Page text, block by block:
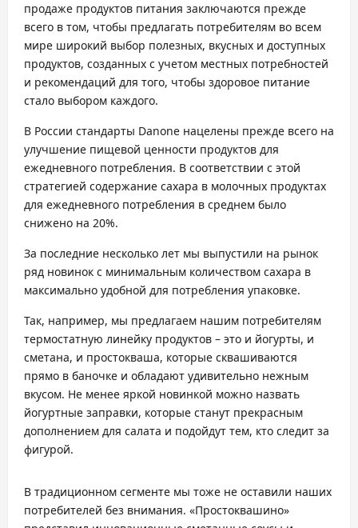
продаже продуктов питания заключаются прежде
всего в том, чтобы предлагать потребителям во всем
мире широкий выбор полезных, вкусных и доступных
продуктов, созданных с учетом местных потребностей
и рекомендаций для того, чтобы здоровое питание
стало выбором каждого.
В России стандарты Danone нацелены прежде всего на
улучшение пищевой ценности продуктов для
ежедневного потребления. В соответствии с этой
стратегией содержание сахара в молочных продуктах
для ежедневного потребления в среднем было
снижено на 20%.
За последние несколько лет мы выпустили на рынок
ряд новинок с минимальным количеством сахара в
максимально удобной для потребления упаковке.
Так, например, мы предлагаем нашим потребителям
термостатную линейку продуктов – это и йогурты, и
сметана, и простокваша, которые сквашиваются
прямо в баночке и обладают удивительно нежным
вкусом. Не менее яркой новинкой можно назвать
йогуртные заправки, которые станут прекрасным
дополнением для салата и подойдут тем, кто следит за
фигурой.
В традиционном сегменте мы тоже не оставили наших
потребителей без внимания. «Простоквашино»